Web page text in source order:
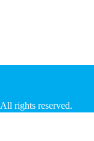
rights reserved.